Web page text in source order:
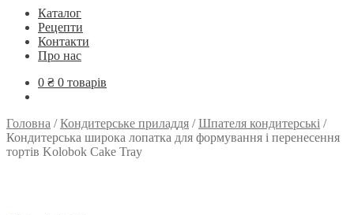
Каталог
Рецепти
Контакти
Про нас
0 ₴ 0 товарів
Головна /Кондитерське приладдя /Шпателя кондитерські /
Кондитерська широка лопатка для формування і перенесення
тортів Kolobok Cake Tray